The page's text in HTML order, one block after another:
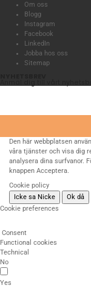
Om oss
Blogg
Instagram
Facebook
LinkedIn
Jobba hos oss
Sitemap
Den här webbplatsen
våra tjänster och visa dig
analysera dina surfvanor.
knappen Acceptera.
Cookie policy
Icke sa Nicke
Ok då
Cookie preferences
Consent
Functional cookies
Technical
No
Yes